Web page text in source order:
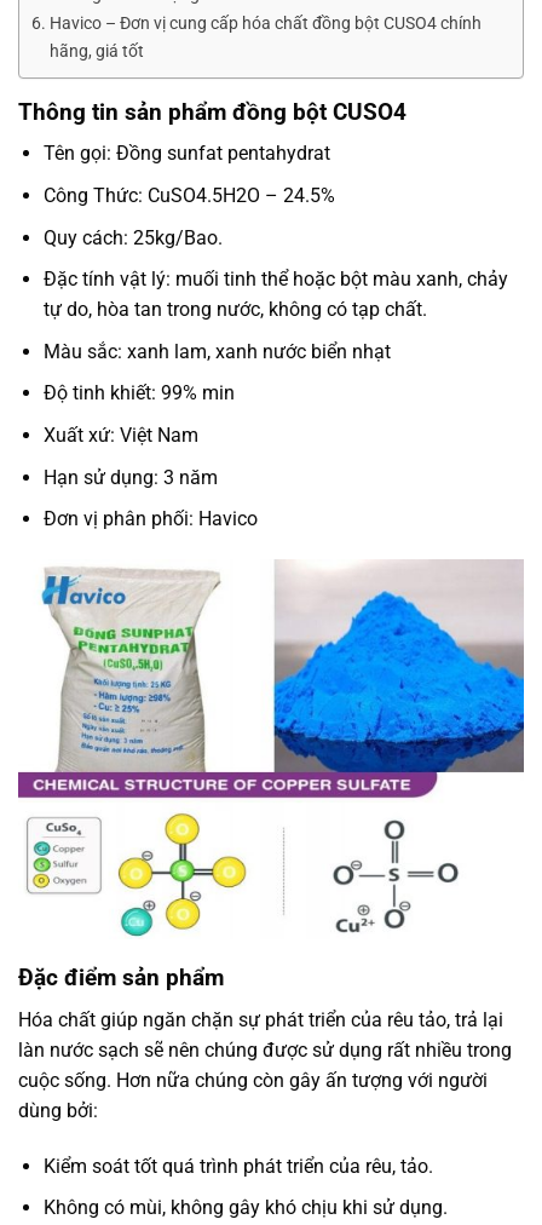
Havico – Đơn vị cung cấp hóa chất đồng bột CUSO4 chính
hãng, giá tốt
Thông tin sản phẩm đồng bột CUSO4
Tên gọi: Đồng sunfat pentahydrat
Công Thức: CuSO4.5H2O – 24.5%
Quy cách: 25kg/Bao.
Đặc tính vật lý: muối tinh thể hoặc bột màu xanh, chảy
tự do, hòa tan trong nước, không có tạp chất.
Màu sắc: xanh lam, xanh nước biển nhạt
Độ tinh khiết: 99% min
Xuất xứ: Việt Nam
Hạn sử dụng: 3 năm
Đơn vị phân phối: Havico
Đặc điểm sản phẩm
Hóa chất giúp ngăn chặn sự phát triển của rêu tảo, trả lại
làn nước sạch sẽ nên chúng được sử dụng rất nhiều trong
cuộc sống. Hơn nữa chúng còn gây ấn tượng với người
dùng bởi:
Kiểm soát tốt quá trình phát triển của rêu, tảo.
Không có mùi, không gây khó chịu khi sử dụng.